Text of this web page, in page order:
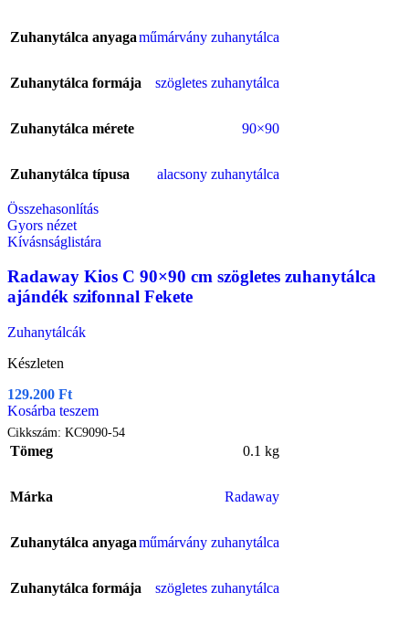
Zuhanytálca anyagaműmárvány zuhanytálca
Zuhanytálca formája szögletes zuhanytálca
Zuhanytálca mérete 90×90
Zuhanytálca típusa alacsony zuhanytálca
Összehasonlítás
Gyors nézet
Kívásnságlistára
Radaway Kios C 90×90 cm szögletes zuhanytálca
ajándék szifonnal Fekete
Zuhanytálcák
Készleten
129.200 Ft
Kosárba teszem
Cikkszám: KC9090-54
Tömeg 0.1 kg
Márka Radaway
Zuhanytálca anyagaműmárvány zuhanytálca
Zuhanytálca formája szögletes zuhanytálca